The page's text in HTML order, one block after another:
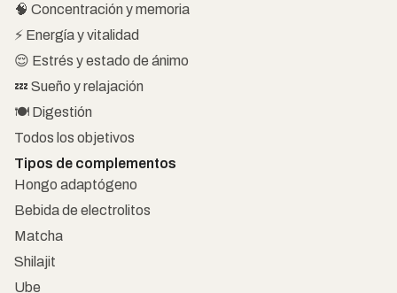
🧠 Concentración y memoria
⚡ Energía y vitalidad
😌 Estrés y estado de ánimo
💤 Sueño y relajación
🍽️ Digestión
Todos los objetivos
Tipos de complementos
Hongo adaptógeno
Bebida de electrolitos
Matcha
Shilajit
Ube